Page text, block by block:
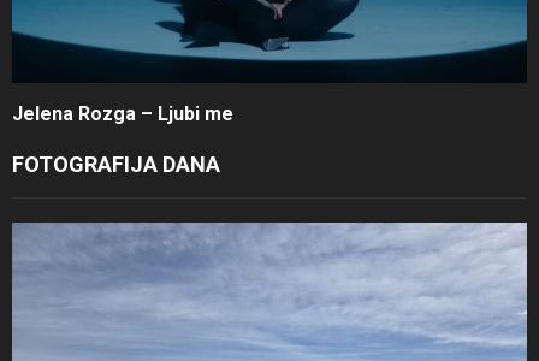
Jelena Rozga – Ljubi me
FOTOGRAFIJA DANA